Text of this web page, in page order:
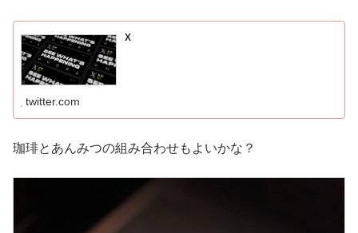
X
twitter.com
珈琲とあんみつの組み合わせもよいかな？